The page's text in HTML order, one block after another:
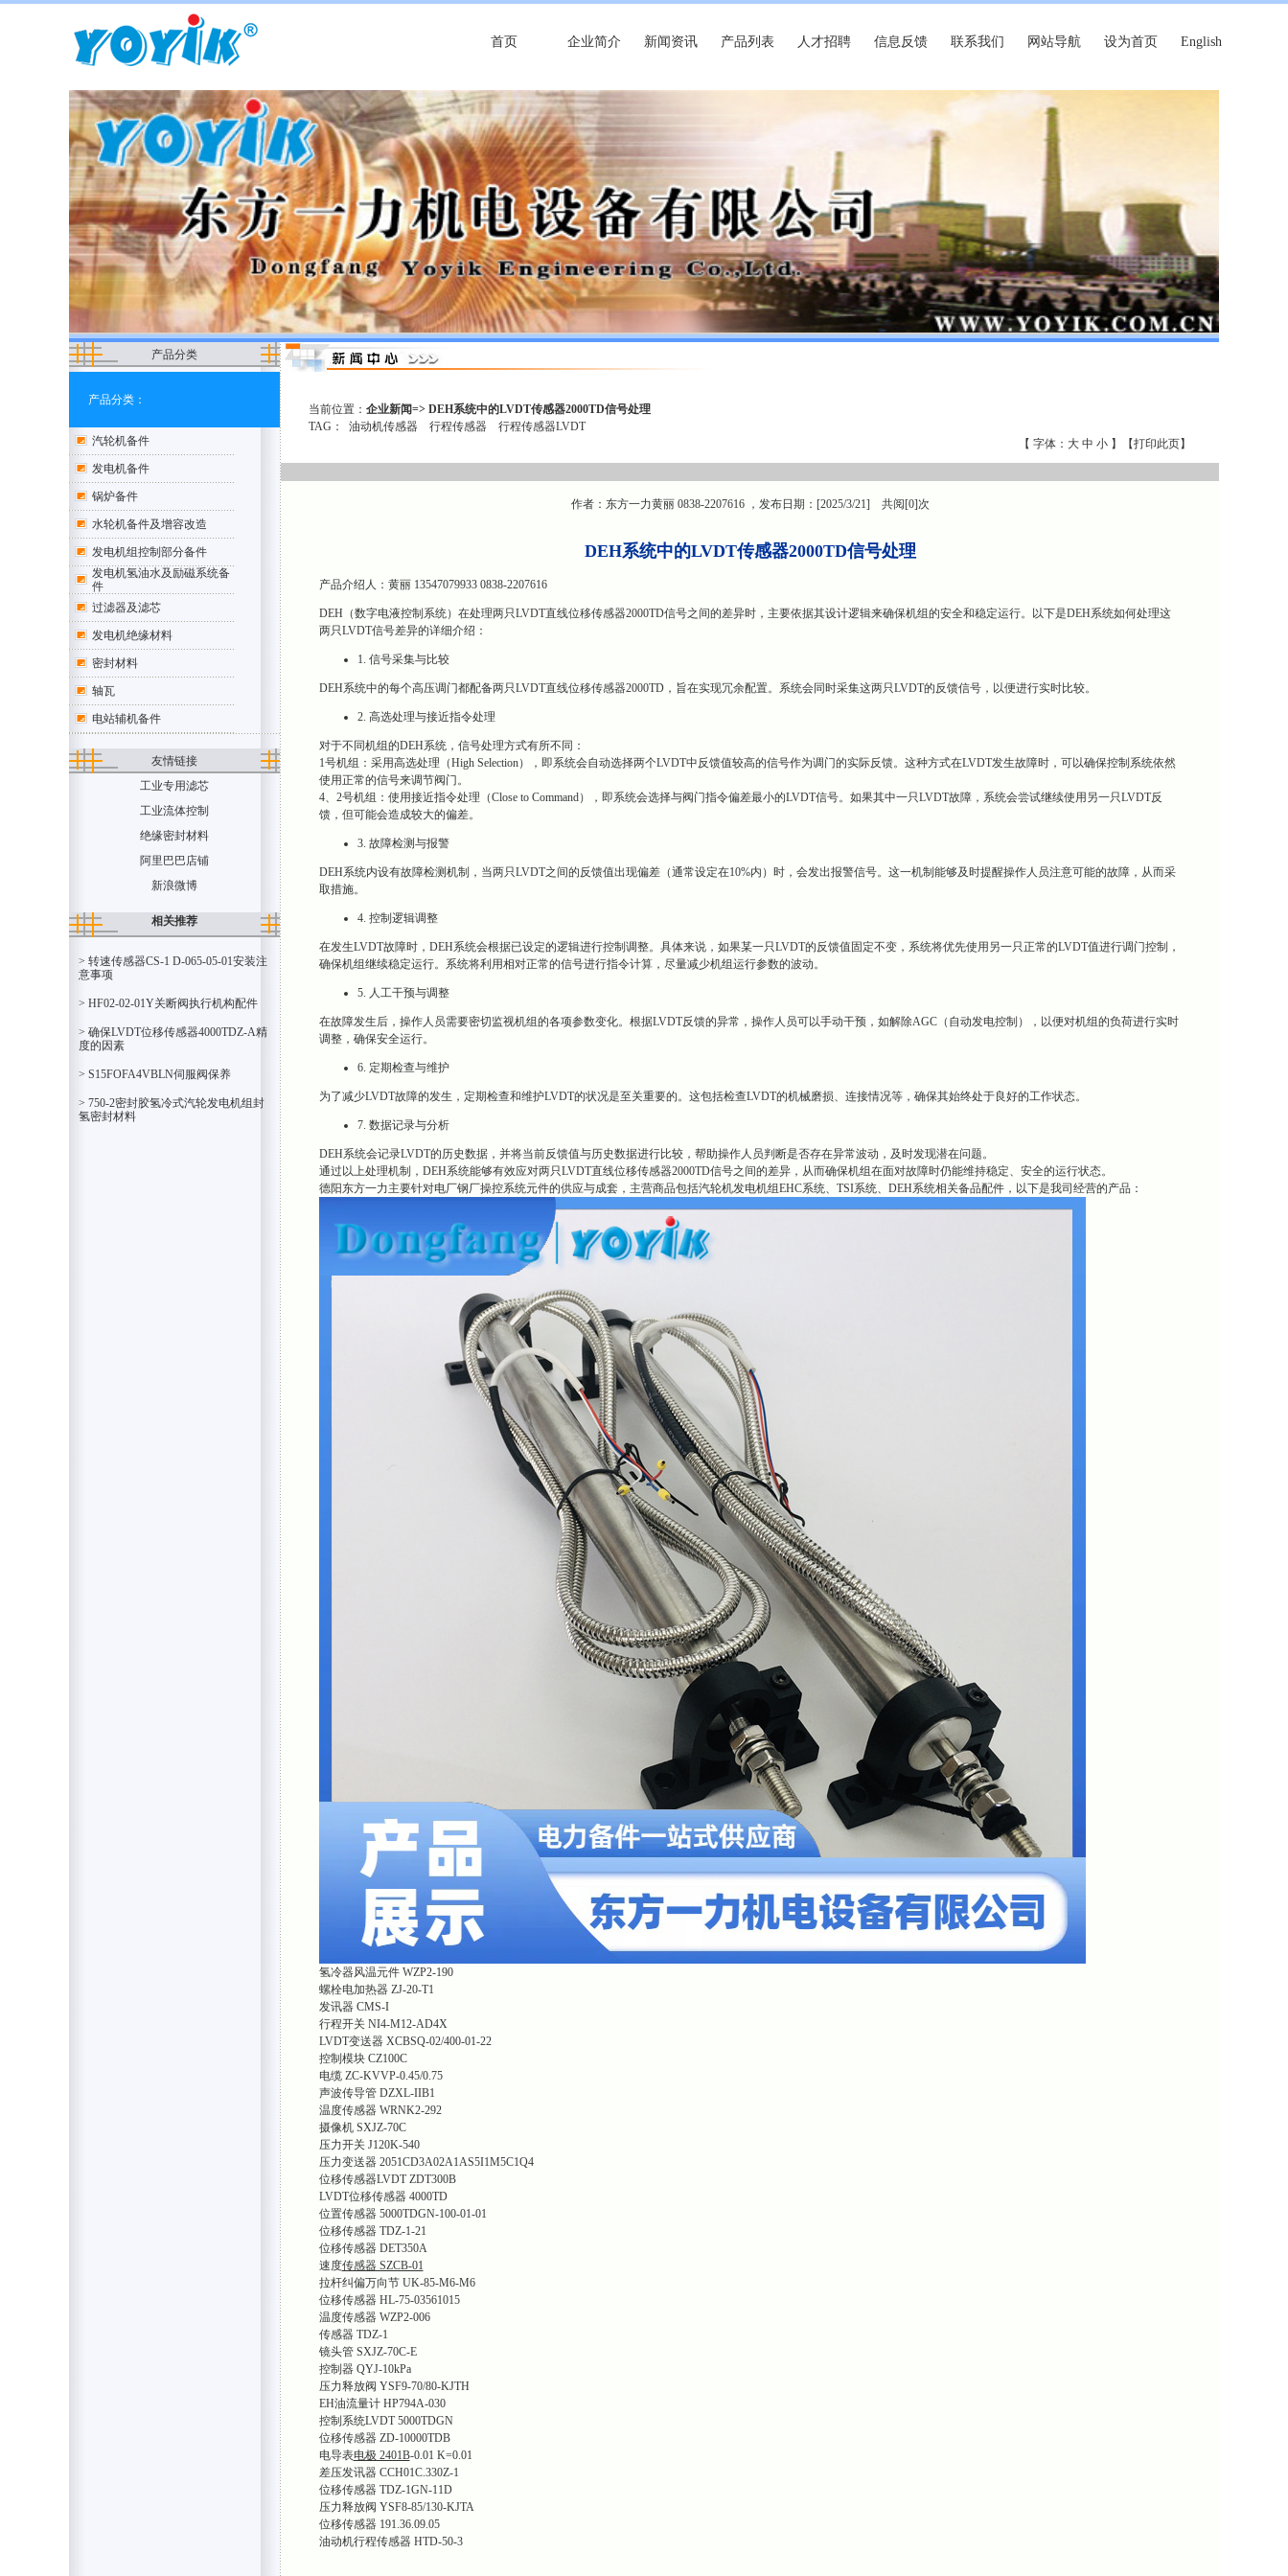
首页 企业简介 新闻资讯 产品列表 人才招聘 信息反馈 联系我们 网站导航 设为首页 English
产品分类
产品分类：
汽轮机备件
发电机备件
锅炉备件
水轮机备件及增容改造
发电机组控制部分备件
发电机氢油水及励磁系统备
件
过滤器及滤芯
发电机绝缘材料
密封材料
轴瓦
电站辅机备件
友情链接
工业专用滤芯
工业流体控制
绝缘密封材料
阿里巴巴店铺
新浪微博
相关推荐
> 转速传感器CS-1 D-065-05-01安装注
意事项
> HF02-02-01Y关断阀执行机构配件
> 确保LVDT位移传感器4000TDZ-A精
度的因素
> S15FOFA4VBLN伺服阀保养
> 750-2密封胶氢冷式汽轮发电机组封
氢密封材料
当前位置：企业新闻=> DEH系统中的LVDT传感器2000TD信号处理
TAG：油动机传感器 行程传感器
行程传感器LVDT
【 字体： 大 中 小】【打印此页】
作者：东方一力黄丽 0838-2207616 ，发布日期：[2025/3/21] 共阅[0]次
DEH系统中的LVDT传感器2000TD信号处理
产品介绍人：黄丽 13547079933 0838-2207616
DEH（数字电液控制系统）在处理两只LVDT直线位移传感器2000TD信号之间的差异时，主要依据其设计逻辑来确保机组的安全和稳定运行。以下是DEH系统如何处理这
两只LVDT信号差异的详细介绍：
1. 信号采集与比较
DEH系统中的每个高压调门都配备两只LVDT直线位移传感器2000TD，旨在实现冗余配置。系统会同时采集这两只LVDT的反馈信号，以便进行实时比较。
2. 高选处理与接近指令处理
对于不同机组的DEH系统，信号处理方式有所不同：
1号机组：采用高选处理（High Selection），即系统会自动选择两个LVDT中反馈值较高的信号作为调门的实际反馈。这种方式在LVDT发生故障时，可以确保控制系统依然
使用正常的信号来调节阀门。
4、2号机组：使用接近指令处理（Close to Command），即系统会选择与阀门指令偏差最小的LVDT信号。如果其中一只LVDT故障，系统会尝试继续使用另一只LVDT反
馈，但可能会造成较大的偏差。
3. 故障检测与报警
DEH系统内设有故障检测机制，当两只LVDT之间的反馈值出现偏差（通常设定在10%内）时，会发出报警信号。这一机制能够及时提醒操作人员注意可能的故障，从而采
取措施。
4. 控制逻辑调整
在发生LVDT故障时，DEH系统会根据已设定的逻辑进行控制调整。具体来说，如果某一只LVDT的反馈值固定不变，系统将优先使用另一只正常的LVDT值进行调门控制，
确保机组继续稳定运行。系统将利用相对正常的信号进行指令计算，尽量减少机组运行参数的波动。
5. 人工干预与调整
在故障发生后，操作人员需要密切监视机组的各项参数变化。根据LVDT反馈的异常，操作人员可以手动干预，如解除AGC（自动发电控制），以便对机组的负荷进行实时
调整，确保安全运行。
6. 定期检查与维护
为了减少LVDT故障的发生，定期检查和维护LVDT的状况是至关重要的。这包括检查LVDT的机械磨损、连接情况等，确保其始终处于良好的工作状态。
7. 数据记录与分析
DEH系统会记录LVDT的历史数据，并将当前反馈值与历史数据进行比较，帮助操作人员判断是否存在异常波动，及时发现潜在问题。
通过以上处理机制，DEH系统能够有效应对两只LVDT直线位移传感器2000TD信号之间的差异，从而确保机组在面对故障时仍能维持稳定、安全的运行状态。
德阳东方一力主要针对电厂钢厂操控系统元件的供应与成套，主营商品包括汽轮机发电机组EHC系统、TSI系统、DEH系统相关备品配件，以下是我司经营的产品：
氢冷器风温元件 WZP2-190
螺栓电加热器 ZJ-20-T1
发讯器 CMS-I
行程开关 NI4-M12-AD4X
LVDT变送器 XCBSQ-02/400-01-22
控制模块 CZ100C
电缆 ZC-KVVP-0.45/0.75
声波传导管 DZXL-IIB1
温度传感器 WRNK2-292
摄像机 SXJZ-70C
压力开关 J120K-540
压力变送器 2051CD3A02A1AS5I1M5C1Q4
位移传感器LVDT ZDT300B
LVDT位移传感器 4000TD
位置传感器 5000TDGN-100-01-01
位移传感器 TDZ-1-21
位移传感器 DET350A
速度传感器 SZCB-01
拉杆纠偏万向节 UK-85-M6-M6
位移传感器 HL-75-03561015
温度传感器 WZP2-006
传感器 TDZ-1
镜头管 SXJZ-70C-E
控制器 QYJ-10kPa
压力释放阀 YSF9-70/80-KJTH
EH油流量计 HP794A-030
控制系统LVDT 5000TDGN
位移传感器 ZD-10000TDB
电导表电极 2401B-0.01 K=0.01
差压发讯器 CCH01C.330Z-1
位移传感器 TDZ-1GN-11D
压力释放阀 YSF8-85/130-KJTA
位移传感器 191.36.09.05
油动机行程传感器 HTD-50-3